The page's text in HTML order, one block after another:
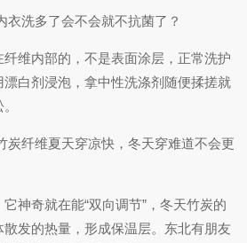
衣洗多了会不会就不抗菌了？
维内部的，不是表面涂层，正常洗护
白剂浸泡，拿中性洗涤剂随便揉搓就
炭纤维夏天穿凉快，冬天穿难道不会更
神奇就在能“双向调节”，冬天竹炭的
发的热量，形成保温层。东北有朋友